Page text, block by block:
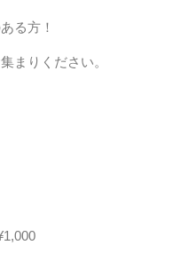
る方！
まりください。